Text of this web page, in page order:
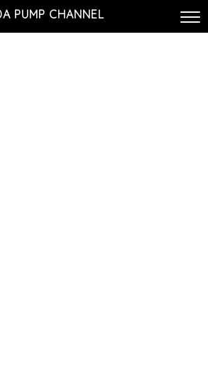
PUMP CHANNEL